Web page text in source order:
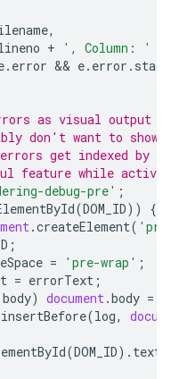
,
+ ', Column: '
. error && e. error . stack
as visual output
don't want to show
get indexed by
while actively
debug-pre' ;
(DOM_ID))
{
.createElement(
;
= 'pre-wrap' ;
= errorText ;
body) document.body =
insertBefore(log,
(DOM_ID).